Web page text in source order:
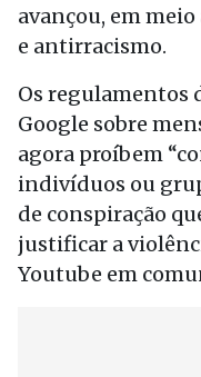
avançou, em
e antirracismo.
Os regulamentos
Google sobre
agora proíbem
indivíduos ou
de conspiração
justificar a
Youtube em